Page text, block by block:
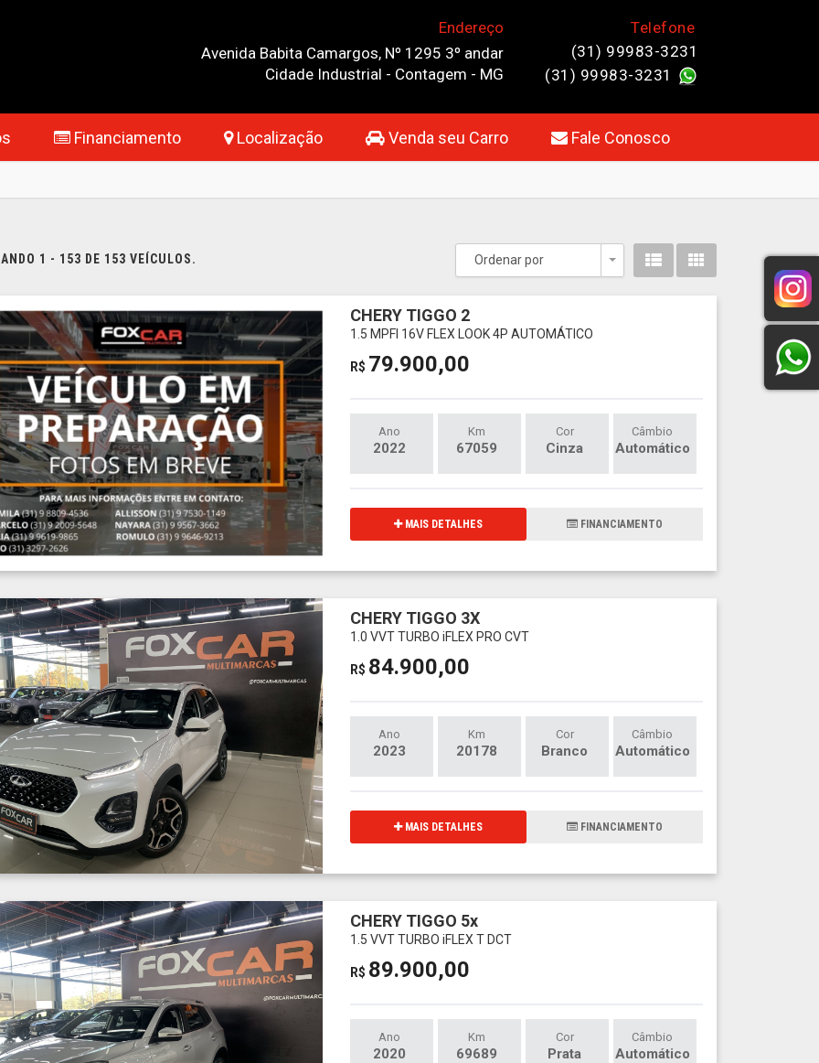
Telefone
(31) 99983-3231
(31) 99983-3231
Endereço
Avenida Babita Camargos, Nº 1295 3º andar
Cidade Industrial - Contagem - MG
Financiamento Localização Venda seu Carro Fale Conosco
1 - 153 DE 153 VEÍCULOS. Ordenar por
Toggle Dropdown
CHERY TIGGO 2
1.5 MPFI 16V FLEX LOOK 4P AUTOMÁTICO
R$ 79.900,00
Ano
2022
Km
67059
Cor
Cinza
Câmbio
Automático
MAIS DETALHES FINANCIAMENTO
CHERY TIGGO 3X
1.0 VVT TURBO iFLEX PRO CVT
R$ 84.900,00
Ano
2023
Km
20178
Cor
Branco
Câmbio
Automático
MAIS DETALHES FINANCIAMENTO
CHERY TIGGO 5x
1.5 VVT TURBO iFLEX T DCT
R$ 89.900,00
Ano
2020
Km
69689
Cor
Prata
Câmbio
Automático